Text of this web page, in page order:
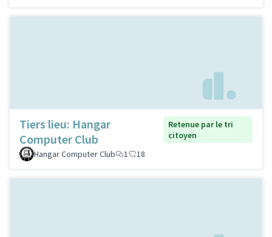
Tiers lieu: Hangar
Computer Club
Retenue par le tri
citoyen
Hangar Computer Club
1 18